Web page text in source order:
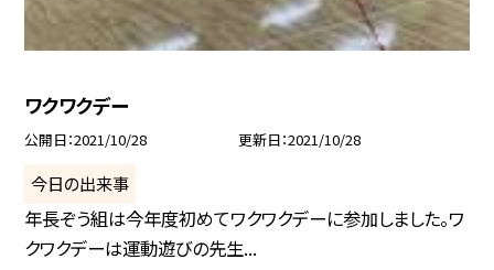
ワクワクデー
公開日 2021/10/28 更新日 2021/10/28
今日の出来事
年長ぞう組は今年度初めてワクワクデーに参加しました。ワ
クワクデーは運動遊びの先生...